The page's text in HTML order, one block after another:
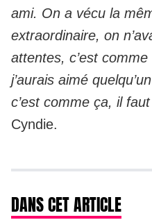
ami. On a vécu la
extraordinaire, on
attentes, c’est
j’aurais aimé
c’est comme ça, il
Cyndie.
DANS CET ARTICLE